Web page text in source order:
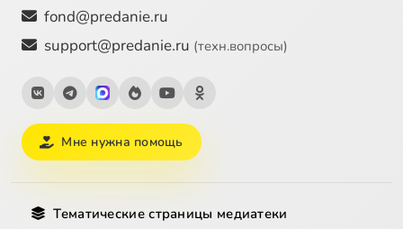
fond@predanie.ru
support@predanie.ru (техн.вопросы)
Мне нужна помощь
Тематические страницы медиатеки